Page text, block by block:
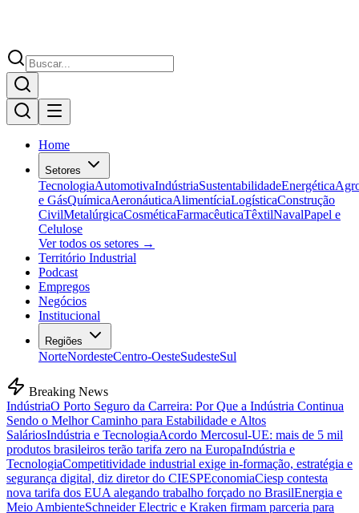
Home
Setores
TecnologiaAutomotivaIndústriaSustentabilidadeEnergética
e GásQuímicaAeronáuticaAlimentíciaLogísticaConstrução
CivilMetalúrgicaCosméticaFarmacêuticaTêxtilNavalPapel e
Celulose
Ver todos os setores →
Território Industrial
Podcast
Empregos
Negócios
Institucional
Regiões
NorteNordesteCentro-OesteSudesteSul
Breaking News
IndústriaO Porto Seguro da Carreira: Por Que a Indústria Continua
Sendo o Melhor Caminho para Estabilidade e Altos
SaláriosIndústria e TecnologiaAcordo Mercosul-UE: mais de 5 mil
produtos brasileiros terão tarifa zero na EuropaIndústria e
TecnologiaCompetitividade industrial exige in-formação, estratégia e
segurança digital, diz diretor do CIESPEconomiaCiesp contesta
nova tarifa dos EUA alegando trabalho forçado no BrasilEnergia e
Meio AmbienteSchneider Electric e Kraken firmam parceria para